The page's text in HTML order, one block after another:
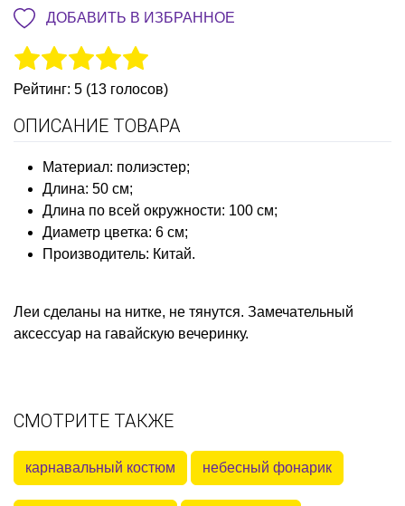
ДОБАВИТЬ В ИЗБРАННОЕ
Рейтинг: 5 (13 голосов)
ОПИСАНИЕ ТОВАРА
Материал: полиэстер;
Длина: 50 см;
Длина по всей окружности: 100 см;
Диаметр цветка: 6 см;
Производитель: Китай.
Леи сделаны на нитке, не тянутся. Замечательный
аксессуар на гавайскую вечеринку.
СМОТРИТЕ ТАКЖЕ
карнавальный костюм небесный фонарик